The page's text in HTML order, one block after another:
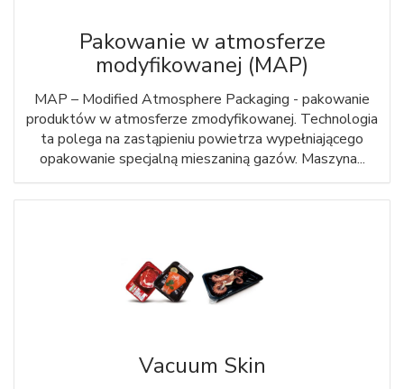
Pakowanie w atmosferze
modyfikowanej (MAP)
MAP – Modified Atmosphere Packaging - pakowanie
produktów w atmosferze zmodyfikowanej. Technologia
ta polega na zastąpieniu powietrza wypełniającego
opakowanie specjalną mieszaniną gazów. Maszyna...
Vacuum Skin